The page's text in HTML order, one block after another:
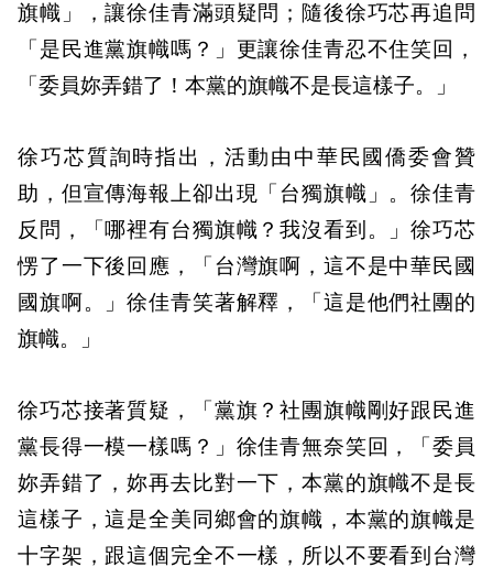
旗幟」，讓徐佳青滿頭疑問；隨後徐巧芯再追問
「是民進黨旗幟嗎？」更讓徐佳青忍不住笑回，
「委員妳弄錯了！本黨的旗幟不是長這樣子。」
徐巧芯質詢時指出，活動由中華民國僑委會贊
助，但宣傳海報上卻出現「台獨旗幟」。徐佳青
反問，「哪裡有台獨旗幟？我沒看到。」徐巧芯
愣了一下後回應，「台灣旗啊，這不是中華民國
國旗啊。」徐佳青笑著解釋，「這是他們社團的
旗幟。」
徐巧芯接著質疑，「黨旗？社團旗幟剛好跟民進
黨長得一模一樣嗎？」徐佳青無奈笑回，「委員
妳弄錯了，妳再去比對一下，本黨的旗幟不是長
這樣子，這是全美同鄉會的旗幟，本黨的旗幟是
十字架，跟這個完全不一樣，所以不要看到台灣